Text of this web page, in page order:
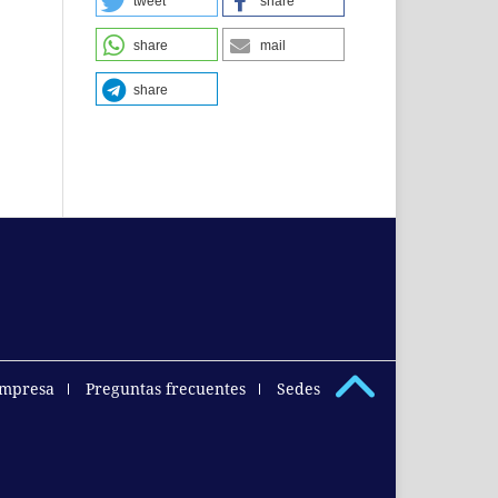
share mail
share
Preguntas frecuentes Sedes